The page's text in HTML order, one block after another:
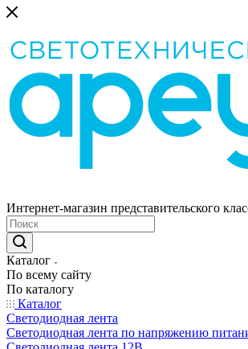
Интернет-магазин представительского
Каталог
По всему сайту
По каталогу
Каталог
Светодиодная лента
Светодиодная лента по напряжению